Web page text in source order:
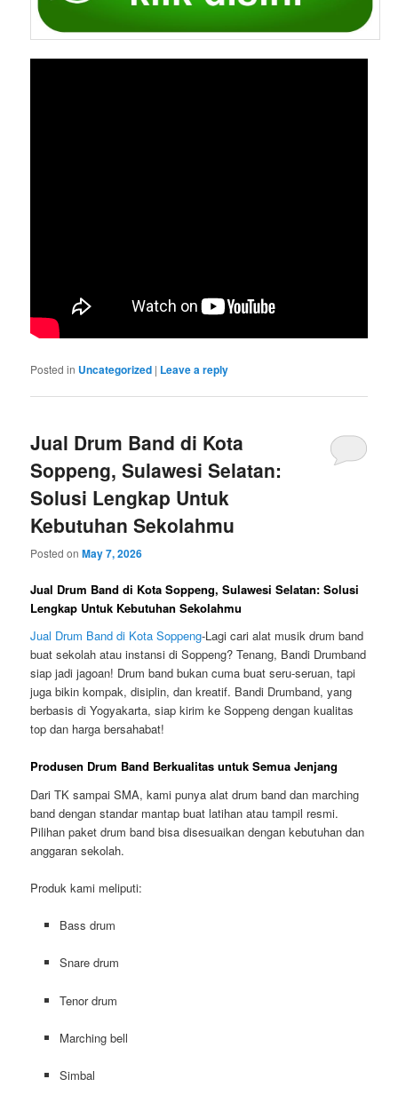
Posted in Uncategorized | Leave a reply
Jual Drum Band di Kota
Soppeng, Sulawesi Selatan:
Solusi Lengkap Untuk
Kebutuhan Sekolahmu
Posted onMay 7, 2026
Jual Drum Band di Kota Soppeng, Sulawesi Selatan: Solusi
Lengkap Untuk Kebutuhan Sekolahmu
Jual Drum Band di Kota Soppeng-Lagi cari alat musik drum band
buat sekolah atau instansi di Soppeng? Tenang, Bandi Drumband
siap jadi jagoan! Drum band bukan cuma buat seru-seruan, tapi
juga bikin kompak, disiplin, dan kreatif. Bandi Drumband, yang
berbasis di Yogyakarta, siap kirim ke Soppeng dengan kualitas
top dan harga bersahabat!
Produsen Drum Band Berkualitas untuk Semua Jenjang
Dari TK sampai SMA, kami punya alat drum band dan marching
band dengan standar mantap buat latihan atau tampil resmi.
Pilihan paket drum band bisa disesuaikan dengan kebutuhan dan
anggaran sekolah.
Produk kami meliputi:
Bass drum
Snare drum
Tenor drum
Marching bell
Simbal